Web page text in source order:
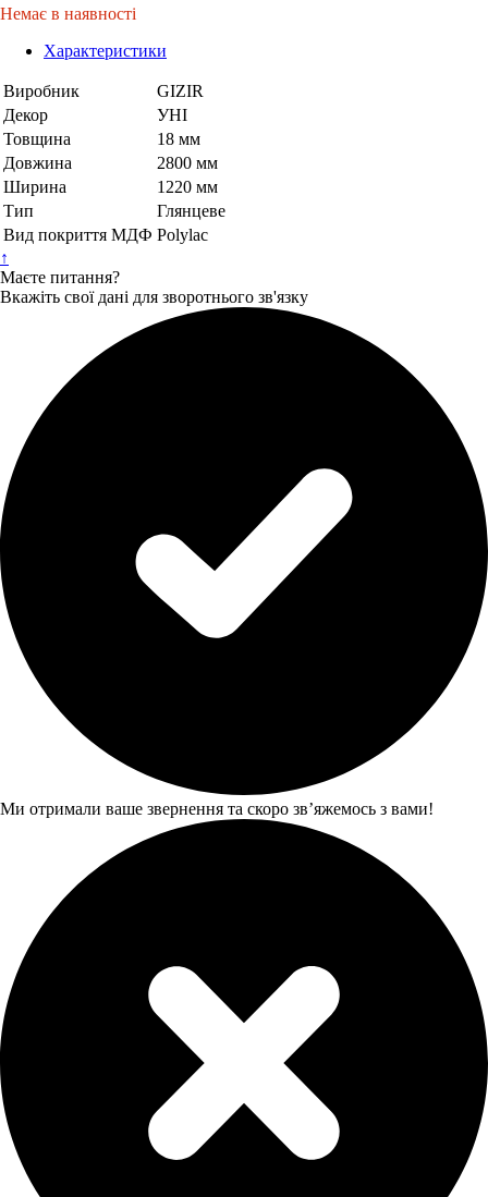
Немає в наявності
Характеристики
Виробник
GIZIR
Декор
УНІ
Товщина
18 мм
Довжина
2800 мм
Ширина
1220 мм
Тип
Глянцеве
Вид покриття МДФ Polylac
↑
Маєте питання?
Вкажіть свої дані для зворотнього зв'язку
Ми отримали ваше звернення та скоро звʼяжемось з вами!